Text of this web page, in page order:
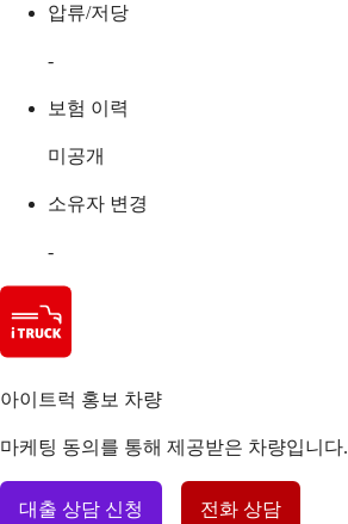
압류/저당
-
보험 이력
미공개
소유자 변경
-
아이트럭 홍보 차량
마케팅 동의를 통해 제공받은 차량입니다.
대출 상담 신청 전화 상담